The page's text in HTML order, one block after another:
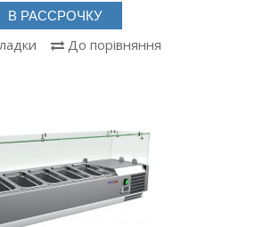
В РАССРОЧКУ
До порівняння